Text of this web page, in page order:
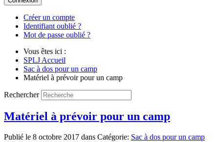
Créer un compte
Identifiant oublié ?
Mot de passe oublié ?
Vous êtes ici :
SPLJ Accueil
Sac à dos pour un camp
Matériel à prévoir pour un camp
Rechercher
Matériel à prévoir pour un camp
Publié le 8 octobre 2017 dans Catégorie: Sac à dos pour un camp